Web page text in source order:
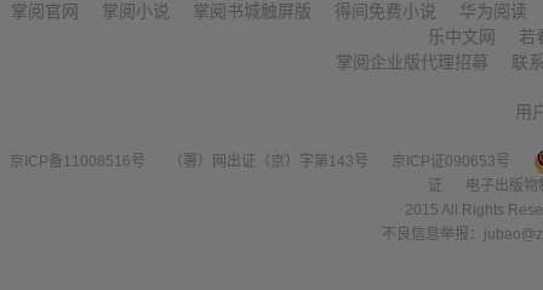
掌阅官网 掌阅小说 掌阅书城触屏版 得间免费小说
华为阅读
乐中文网
若
掌阅企业版代理招募
联
用
京ICP备11008516号 （署）网出证（京）字第143号
京ICP证090653号
证
电子出版
2015 All Rights
不良信息举报：